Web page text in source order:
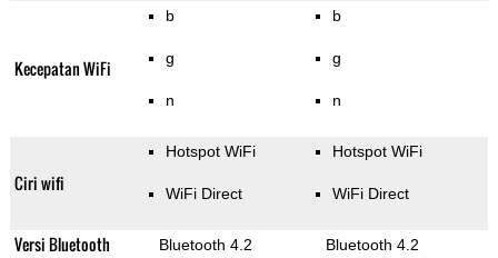
Kecepatan WiFi
b
g
n
b
g
n
Ciri wifi
Hotspot WiFi
WiFi Direct
Hotspot WiFi
WiFi Direct
Versi Bluetooth Bluetooth 4.2 Bluetooth 4.2